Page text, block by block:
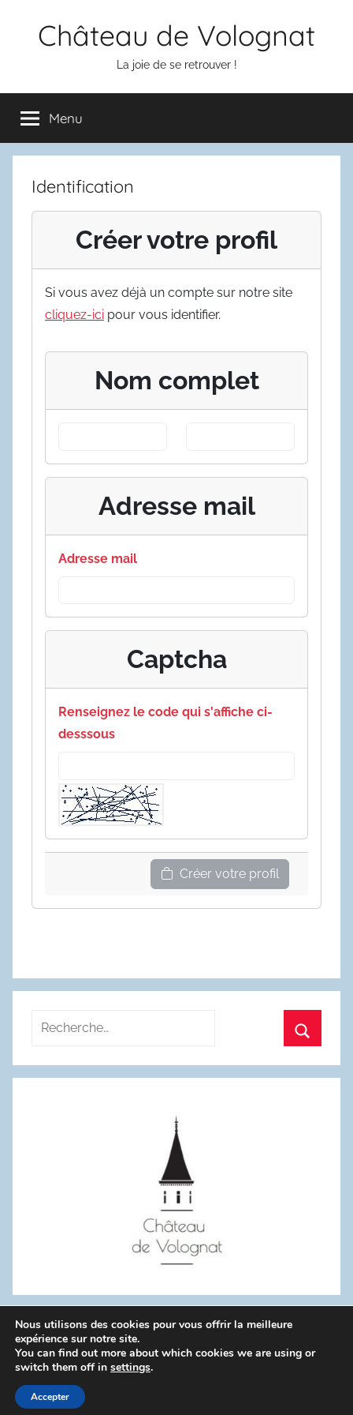
Château de Volognat
La joie de se retrouver !
Menu
Identification
Créer votre profil
Si vous avez déjà un compte sur notre site
cliquez-ici pour vous identifier.
Nom complet
Adresse mail
Adresse mail
Captcha
Renseignez le code qui s'affiche ci-
desssous
Créer votre profil
Recherche
:
WordPress Theme: Donovan by ThemeZee.
Politique de confidentialité
Nous utilisons des cookies pour vous offrir la meilleure
expérience sur notre site.
You can find out more about which cookies we are using or
switch them off in settings.
Accepter